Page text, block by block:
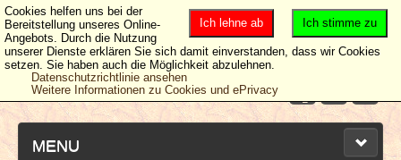
MENU
Ich stimme zu
Ich lehne ab
Cookies helfen uns bei der
Bereitstellung unseres Online-
Angebots. Durch die Nutzung
unserer Dienste erklären Sie sich damit einverstanden, dass wir Cookies
setzen. Sie haben auch die Möglichkeit abzulehnen.
Datenschutzrichtlinie ansehen
Weitere Informationen zu Cookies und ePrivacy